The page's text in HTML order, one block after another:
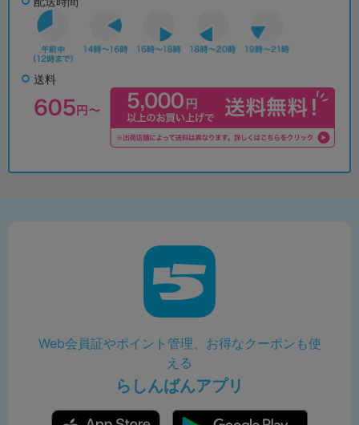
送料
Web会員証やポイント管理、お得なクーポンも使
える
らしんばんアプリ